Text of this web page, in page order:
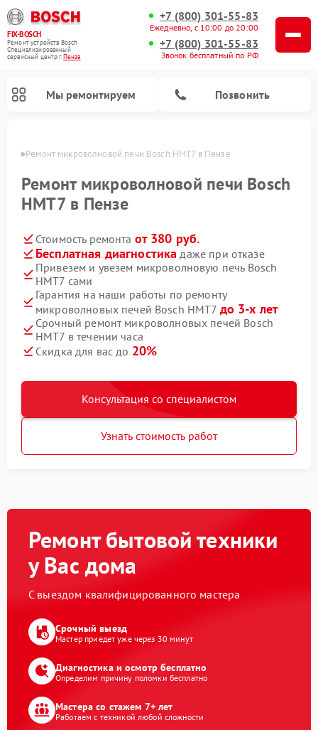
FIX-BOSCH
Ремонт устройств Bosch
Специализированный
cервисный центр г.Пенза
+7 (800) 301-55-83
Ежедневно, с 10:00 до 20:00
+7 (800) 301-55-83
Звонок бесплатный по РФ
Мы ремонтируем Позвонить
Ремонт микроволновой печи Bosch HMT7 в Пензе
Ремонт микроволновой печи Bosch
HMT7 в Пензе
Стоимость ремонта от 380 руб.
Бесплатная диагностика даже при отказе
Привезем и увезем микроволновую печь Bosch
HMT7 сами
Гарантия на наши работы по ремонту
микроволновых печей Bosch HMT7 до 3-х лет
Срочный ремонт микроволновых печей Bosch
HMT7 в течении часа
Скидка для вас до 20%
Консультация со специалистом
Узнать стоимость работ
Ремонт бытовой техники
у Вас дома
С выездом квалифицированного мастера
Срочный выезд
Мастер приедет уже через 30 минут
Диагностика и осмотр бесплатно
Определим причину поломки бесплатно
Мастера со стажем 7+ лет
Работаем с техникой любой сложности